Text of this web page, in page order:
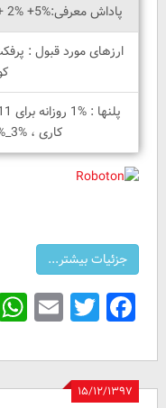
پاداش معرفی:%5+ %2 +%1
ارزهای مورد قبول :
کاری ، %3_%7 روزانه برای 30 روز کاری
۱۵/۱۲/۱۳۹۷